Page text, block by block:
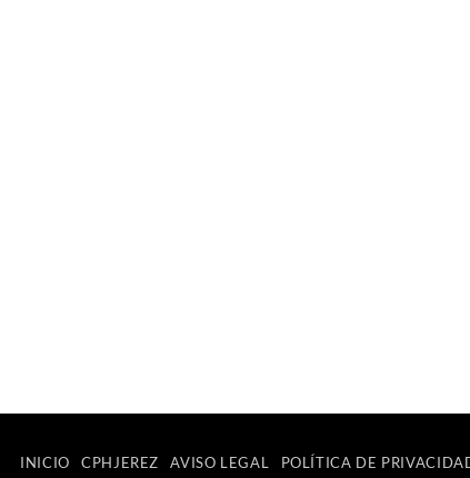
INICIO CPHJEREZ AVISO LEGAL POLÍTICA DE